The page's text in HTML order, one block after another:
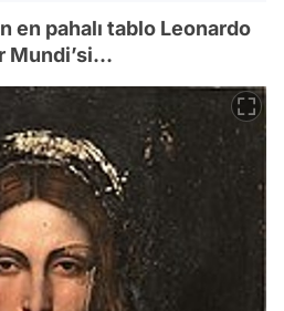
en pahalı tablo Leonardo
Mundi’si…